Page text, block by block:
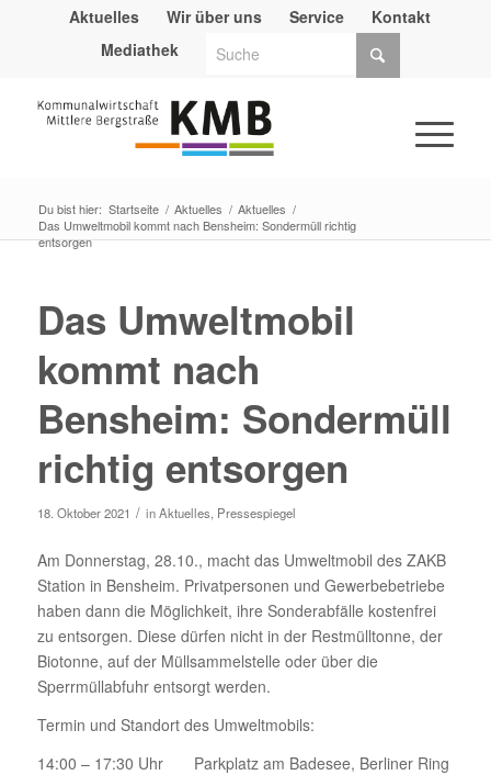
Aktuelles Wir über uns Service
Kontakt
Mediathek
Du bist hier: Startseite / Aktuelles / Aktuelles /
Das Umweltmobil kommt nach Bensheim: Sondermüll richtig
entsorgen
Das Umweltmobil
kommt nach
Bensheim: Sondermüll
richtig entsorgen
18. Oktober 2021 / inAktuelles, Pressespiegel
Am Donnerstag, 28.10., macht das Umweltmobil des ZAKB
Station in Bensheim. Privatpersonen und Gewerbebetriebe
haben dann die Möglichkeit, ihre Sonderabfälle kostenfrei
zu entsorgen. Diese dürfen nicht in der Restmülltonne, der
Biotonne, auf der Müllsammelstelle oder über die
Sperrmüllabfuhr entsorgt werden.
Termin und Standort des Umweltmobils:
14:00 – 17:30 Uhr Parkplatz am Badesee, Berliner Ring